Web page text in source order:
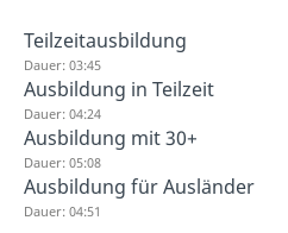
Teilzeitausbildung
Dauer: 03:45
Ausbildung in Teilzeit
Dauer: 04:24
Ausbildung mit 30+
Dauer: 05:08
Ausbildung für Ausländer
Dauer: 04:51